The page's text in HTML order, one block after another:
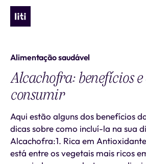
Alimentação saudável
Alcachofra: benefícios
consumir
Aqui estão alguns dos benefícios
dicas sobre como incluí-la na sua
Alcachofra:1. Rica em
está entre os vegetais mais ricos